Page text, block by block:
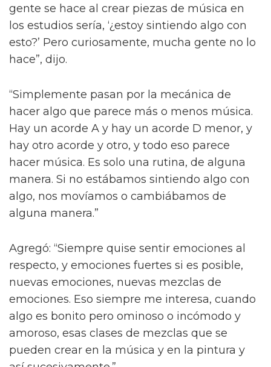
gente se hace al crear piezas de música en
los estudios sería, ‘¿estoy sintiendo algo con
esto?’ Pero curiosamente, mucha gente no lo
hace”, dijo.
“Simplemente pasan por la mecánica de
hacer algo que parece más o menos música.
Hay un acorde A y hay un acorde D menor, y
hay otro acorde y otro, y todo eso parece
hacer música. Es solo una rutina, de alguna
manera. Si no estábamos sintiendo algo con
algo, nos movíamos o cambiábamos de
alguna manera.”
Agregó: “Siempre quise sentir emociones al
respecto, y emociones fuertes si es posible,
nuevas emociones, nuevas mezclas de
emociones. Eso siempre me interesa, cuando
algo es bonito pero ominoso o incómodo y
amoroso, esas clases de mezclas que se
pueden crear en la música y en la pintura y